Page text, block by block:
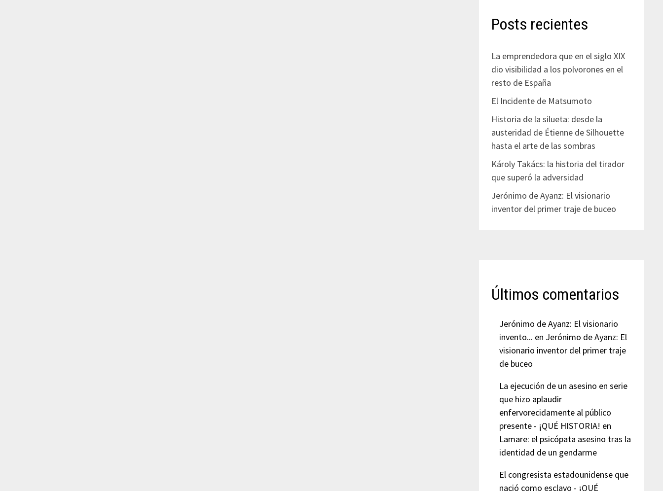
Posts recientes
La emprendedora que en el siglo XIX
dio visibilidad a los polvorones en el
resto de España
El Incidente de Matsumoto
Historia de la silueta: desde la
austeridad de Étienne de Silhouette
hasta el arte de las sombras
Károly Takács: la historia del tirador
que superó la adversidad
Jerónimo de Ayanz: El visionario
inventor del primer traje de buceo
Últimos comentarios
Jerónimo de Ayanz: El visionario
invento... en Jerónimo de Ayanz: El
visionario inventor del primer traje
de buceo
La ejecución de un asesino en serie
que hizo aplaudir
enfervorecidamente al público
presente - ¡QUÉ HISTORIA! en
Lamare: el psicópata asesino tras la
identidad de un gendarme
El congresista estadounidense que
nació como esclavo - ¡QUÉ